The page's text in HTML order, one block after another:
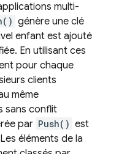
multi-
génère une clé
enfant est ajouté
En utilisant ces
pour chaque
clients
même
sans conflit
par Push() est
éléments de la